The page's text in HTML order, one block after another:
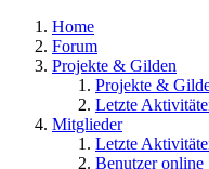
Home
Forum
Projekte & Gilden
Projekte &
Letzte
Mitglieder
Letzte
Benutzer online